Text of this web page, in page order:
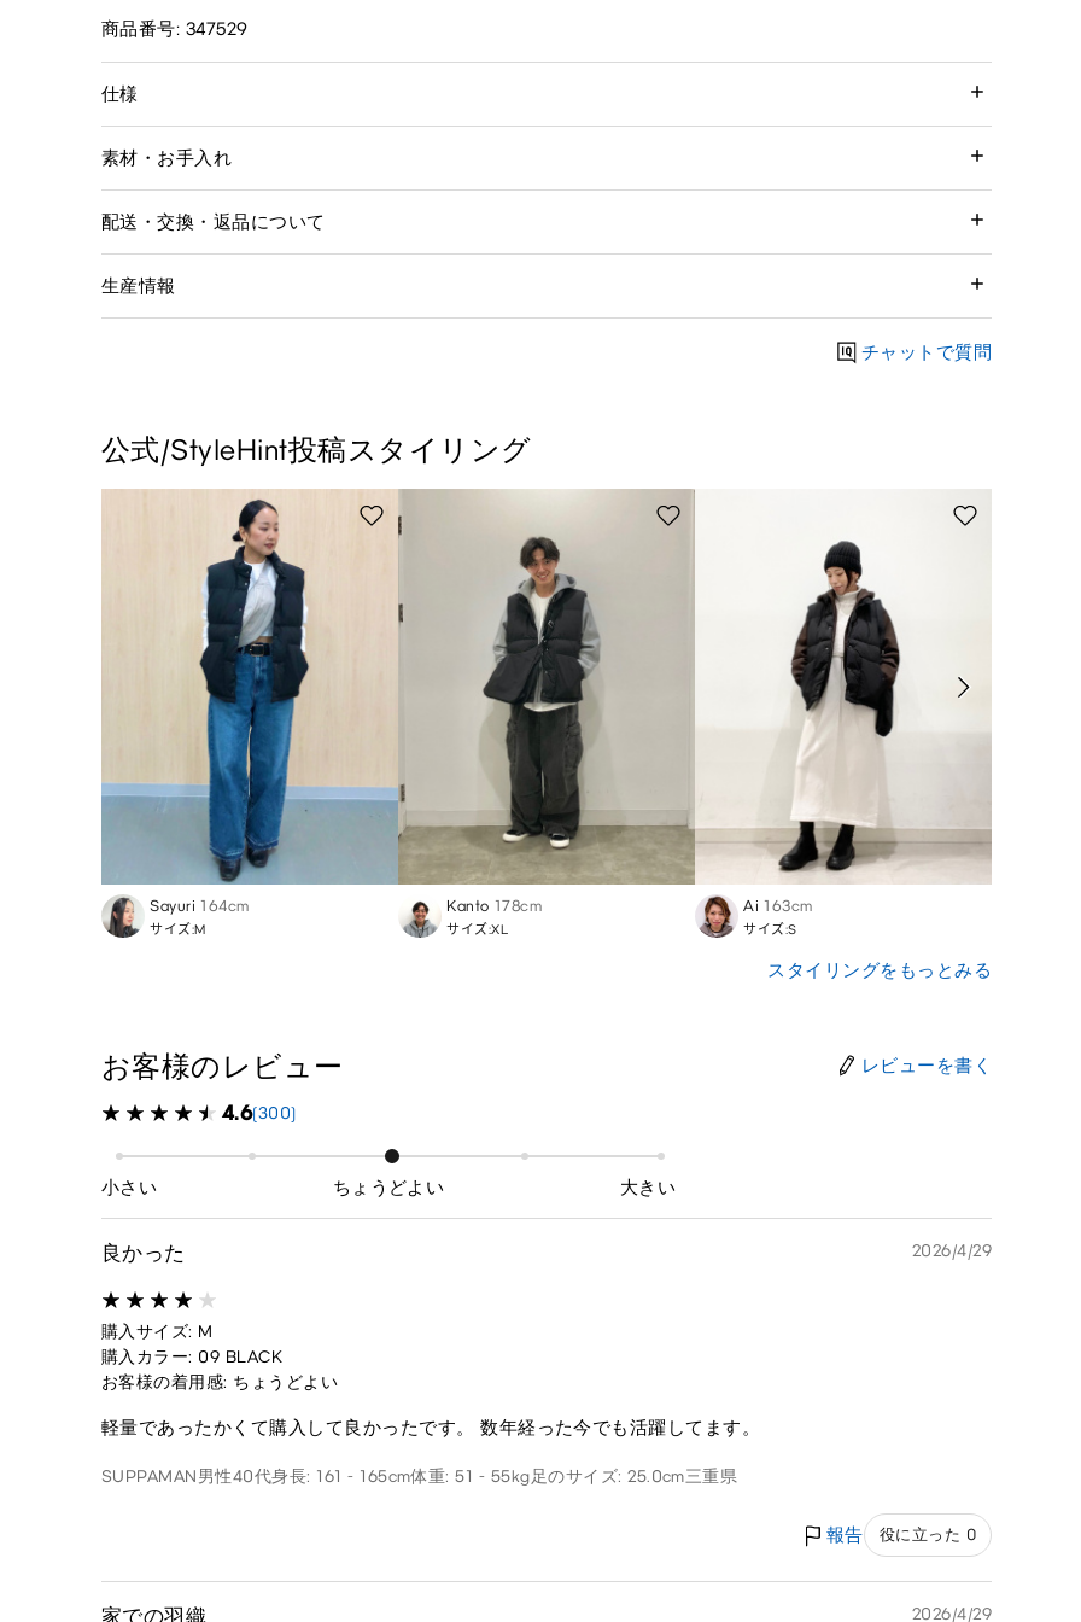
商品番号: 347529
仕様
素材・お手入れ
配送・交換・返品について
生産情報
チャットで質問
公式/StyleHint投稿スタイリング
Sayuri 164cm
サイズ:M
Kanto 178cm
サイズ:XL
Ai 163cm
サイズ:S
スタイリングをもっとみる
お客様のレビュー レビューを書く
4.6(300)
小さい ちょうどよい 大きい
良かった 2026/4/29
購入サイズ: M
購入カラー: 09 BLACK
お客様の着用感: ちょうどよい
軽量であったかくて購入して良かったです。 数年経った今でも活躍してます。
SUPPAMAN男性40代身長: 161 - 165cm体重: 51 - 55kg足のサイズ: 25.0cm三重県
報告 役に立った 0
家での羽織 2026/4/29